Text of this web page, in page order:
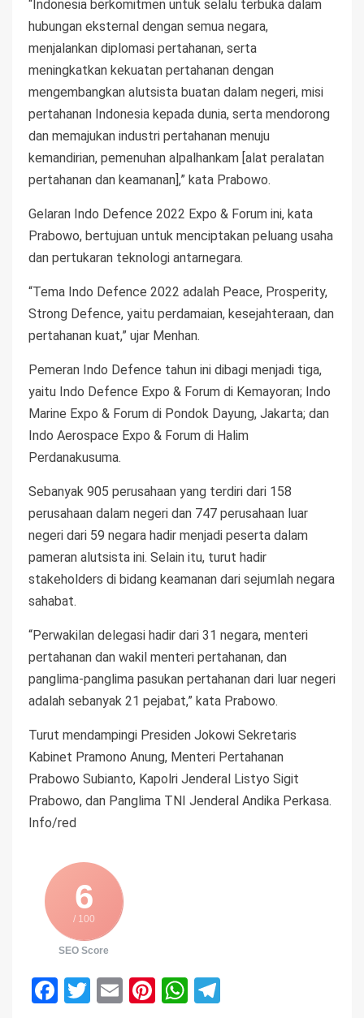
“Indonesia berkomitmen untuk selalu terbuka dalam
hubungan eksternal dengan semua negara,
menjalankan diplomasi pertahanan, serta
meningkatkan kekuatan pertahanan dengan
mengembangkan alutsista buatan dalam negeri, misi
pertahanan Indonesia kepada dunia, serta mendorong
dan memajukan industri pertahanan menuju
kemandirian, pemenuhan alpalhankam [alat peralatan
pertahanan dan keamanan],” kata Prabowo.
Gelaran Indo Defence 2022 Expo & Forum ini, kata
Prabowo, bertujuan untuk menciptakan peluang usaha
dan pertukaran teknologi antarnegara.
“Tema Indo Defence 2022 adalah Peace, Prosperity,
Strong Defence, yaitu perdamaian, kesejahteraan, dan
pertahanan kuat,” ujar Menhan.
Pemeran Indo Defence tahun ini dibagi menjadi tiga,
yaitu Indo Defence Expo & Forum di Kemayoran; Indo
Marine Expo & Forum di Pondok Dayung, Jakarta; dan
Indo Aerospace Expo & Forum di Halim
Perdanakusuma.
Sebanyak 905 perusahaan yang terdiri dari 158
perusahaan dalam negeri dan 747 perusahaan luar
negeri dari 59 negara hadir menjadi peserta dalam
pameran alutsista ini. Selain itu, turut hadir
stakeholders di bidang keamanan dari sejumlah negara
sahabat.
“Perwakilan delegasi hadir dari 31 negara, menteri
pertahanan dan wakil menteri pertahanan, dan
panglima-panglima pasukan pertahanan dari luar negeri
adalah sebanyak 21 pejabat,” kata Prabowo.
Turut mendampingi Presiden Jokowi Sekretaris
Kabinet Pramono Anung, Menteri Pertahanan
Prabowo Subianto, Kapolri Jenderal Listyo Sigit
Prabowo, dan Panglima TNI Jenderal Andika Perkasa.
Info/red
6
/ 100
SEO Score
Facebook
Twitter
EmailPinterest
WhatsApp